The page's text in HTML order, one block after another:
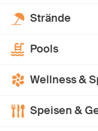
Strände
Pools
Wellness &
Speisen &